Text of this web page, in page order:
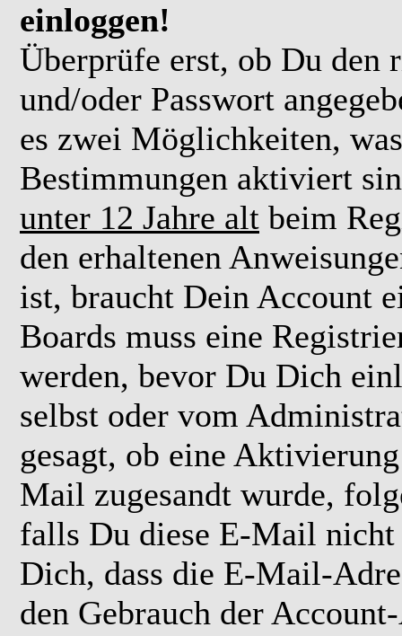
einloggen!
Überprüfe erst, ob Du den
und/oder Passwort
es zwei Möglichkeiten,
Bestimmungen aktiviert
unter 12 Jahre alt beim
den erhaltenen
ist, braucht Dein Account
Boards muss eine
werden, bevor Du Dich
selbst oder vom
gesagt, ob eine
Mail zugesandt wurde,
falls Du diese E-Mail nicht
Dich, dass die E-Mail-
den Gebrauch der